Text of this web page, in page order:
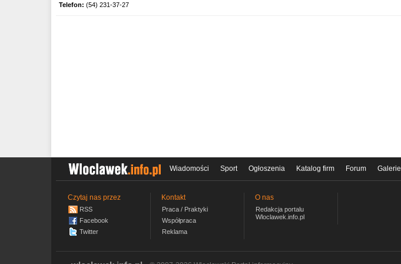
Telefon: (54) 231-37-27
Wiadomości Sport Ogłoszenia Katalog firm Forum Galerie
Czytaj nas przez
RSS
Facebook
Twitter
Kontakt
Praca / Praktyki
Współpraca
Reklama
O nas
Redakcja portalu
Wloclawek.info.pl